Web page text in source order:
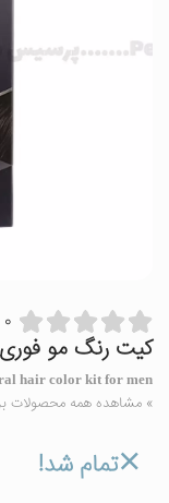
0 رای
کیت رنگ مو
hair color kit for men
» مشاهده همه محصولات
تمام شد!